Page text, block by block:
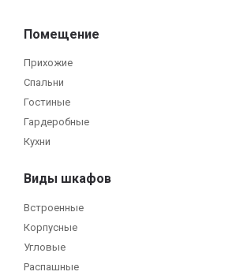
Помещение
Прихожие
Спальни
Гостиные
Гардеробные
Кухни
Виды шкафов
Встроенные
Корпусные
Угловые
Распашные